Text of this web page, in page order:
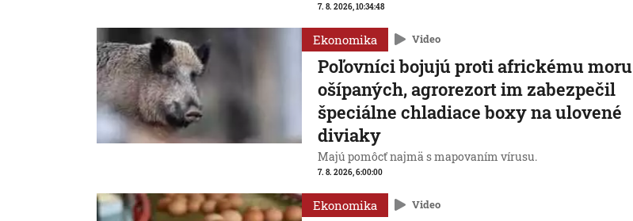
7. 8. 2026, 10:34:48
Ekonomika Video
Poľovníci bojujú proti africkému moru
ošípaných, agrorezort im zabezpečil
špeciálne chladiace boxy na ulovené
diviaky
Majú pomôcť najmä s mapovaním vírusu.
7. 8. 2026, 6:00:00
Ekonomika Video